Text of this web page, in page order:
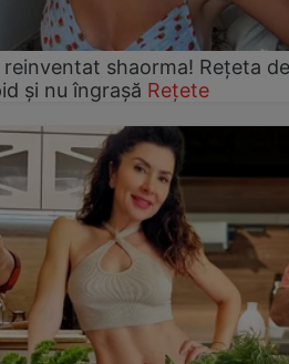
shaorma! Rețeta de
și nu îngrașă Rețete